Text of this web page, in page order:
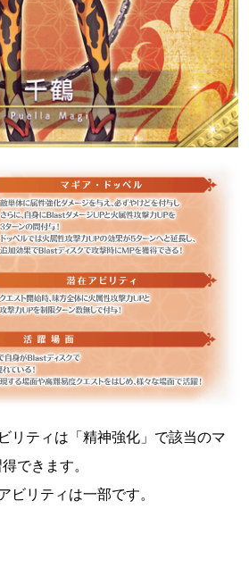
リティは「精神強化」で該当のマ
できます。
ビリティは一部です。